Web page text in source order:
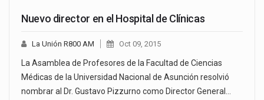
Nuevo director en el Hospital de Clínicas
La Unión R800 AM Oct 09, 2015
La Asamblea de Profesores de la Facultad de Ciencias
Médicas de la Universidad Nacional de Asunción resolvió
nombrar al Dr. Gustavo Pizzurno como Director General…